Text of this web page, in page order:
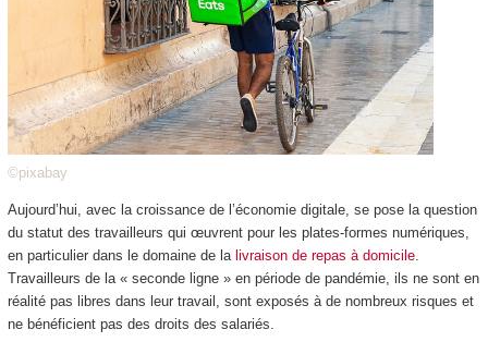
©pixabay
Aujourd’hui, avec la croissance de l’économie digitale, se pose la question
du statut des travailleurs qui œuvrent pour les plates-formes numériques,
en particulier dans le domaine de la livraison de repas à domicile.
Travailleurs de la « seconde ligne » en période de pandémie, ils ne sont en
réalité pas libres dans leur travail, sont exposés à de nombreux risques et
ne bénéficient pas des droits des salariés.